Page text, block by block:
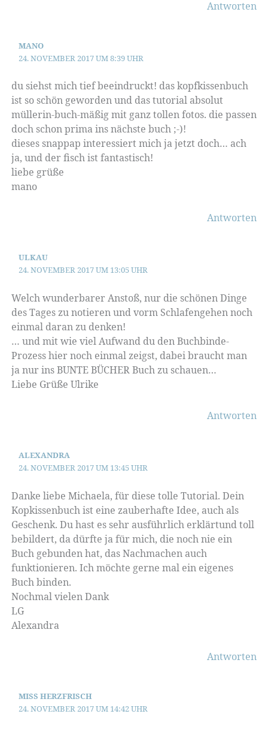
Antworten
MANO
24. NOVEMBER 2017 UM 8:39 UHR
du siehst mich tief beeindruckt! das kopfkissenbuch
ist so schön geworden und das tutorial absolut
müllerin-buch-mäßig mit ganz tollen fotos. die passen
doch schon prima ins nächste buch ;-)!
dieses snappap interessiert mich ja jetzt doch… ach
ja, und der fisch ist fantastisch!
liebe grüße
mano
Antworten
ULKAU
24. NOVEMBER 2017 UM 13:05 UHR
Welch wunderbarer Anstoß, nur die schönen Dinge
des Tages zu notieren und vorm Schlafengehen noch
einmal daran zu denken!
… und mit wie viel Aufwand du den Buchbinde-
Prozess hier noch einmal zeigst, dabei braucht man
ja nur ins BUNTE BÜCHER Buch zu schauen…
Liebe Grüße Ulrike
Antworten
ALEXANDRA
24. NOVEMBER 2017 UM 13:45 UHR
Danke liebe Michaela, für diese tolle Tutorial. Dein
Kopkissenbuch ist eine zauberhafte Idee, auch als
Geschenk. Du hast es sehr ausführlich erklärtund toll
bebildert, da dürfte ja für mich, die noch nie ein
Buch gebunden hat, das Nachmachen auch
funktionieren. Ich möchte gerne mal ein eigenes
Buch binden.
Nochmal vielen Dank
LG
Alexandra
Antworten
MISS HERZFRISCH
24. NOVEMBER 2017 UM 14:42 UHR